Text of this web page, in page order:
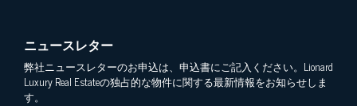
ニュースレター
弊社ニュースレターのお申込は、申込書にご記入ください。Lionard
Luxury Real Estateの独占的な物件に関する最新情報をお知らせしま
す。